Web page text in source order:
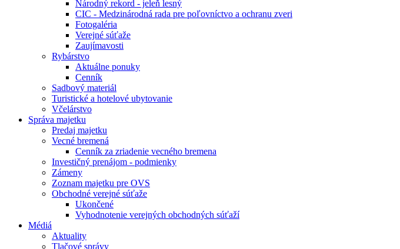
Národný rekord - jeleň lesný
CIC - Medzinárodná rada pre poľovníctvo a ochranu zveri
Fotogaléria
Verejné súťaže
Zaujímavosti
Rybárstvo
Aktuálne ponuky
Cenník
Sadbový materiál
Turistické a hotelové ubytovanie
Včelárstvo
Správa majetku
Predaj majetku
Vecné bremená
Cenník za zriadenie vecného bremena
Investičný prenájom - podmienky
Zámeny
Zoznam majetku pre OVS
Obchodné verejné súťaže
Ukončené
Vyhodnotenie verejných obchodných súťaží
Médiá
Aktuality
Tlačové správy